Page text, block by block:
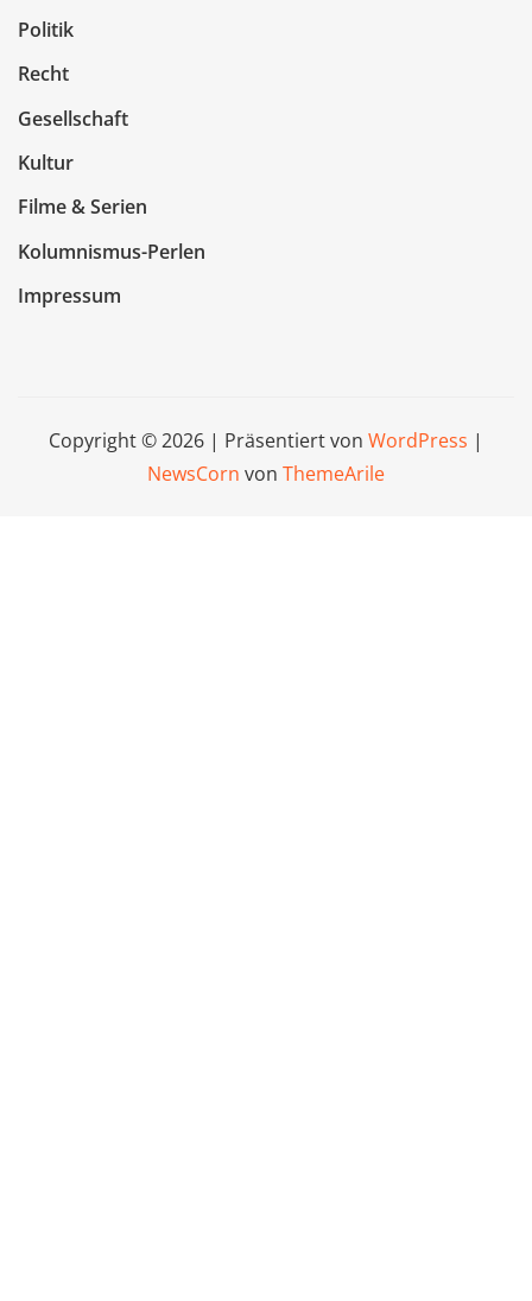
Politik
Recht
Gesellschaft
Kultur
Filme & Serien
Kolumnismus-Perlen
Impressum
Copyright © 2026 | Präsentiert von WordPress |
NewsCorn von ThemeArile